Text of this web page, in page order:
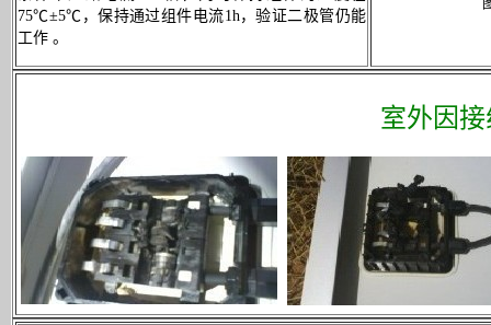
75℃±5℃，保持通过组件电流1h，验证二极管仍能
工作 。
室外因